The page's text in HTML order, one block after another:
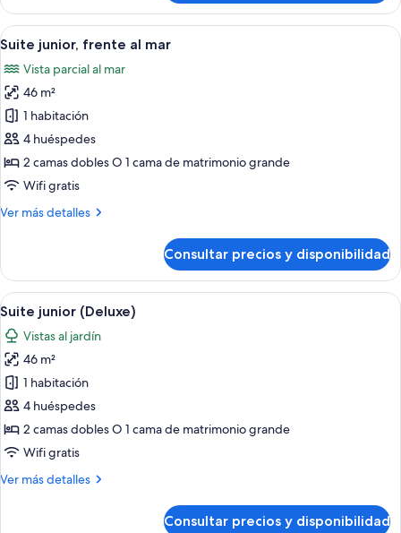
Adults
Only)
junior,
frente
al
(Deluxe
Adults
Only)
Abrir
todas
las
fotos
de
Suite
junior,
frente
mar
Caja fuerte, escritorio, espacio para
8
Suite junior, frente al mar
Vista parcial al mar
46 m²
1 habitación
4 huéspedes
2 camas dobles O 1 cama de matrimonio grande
Wifi gratis
Ver más detalles
Más
junior,
frente
al
mar
Consultar precios y disponibilidad
Abrir
todas
las
fotos
de
Suite
junior
(Deluxe)
Una cama con dosel con televisor,
5
Suite junior (Deluxe)
Vistas al jardín
46 m²
1 habitación
4 huéspedes
2 camas dobles O 1 cama de matrimonio grande
Wifi gratis
Ver más detalles
Más
Consultar precios y disponibilidad